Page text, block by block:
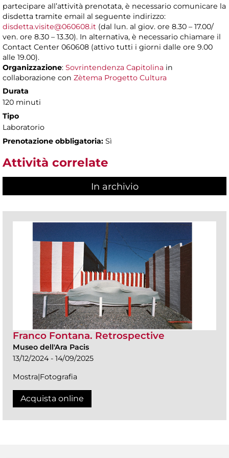
partecipare all’attività prenotata, è necessario comunicare la
disdetta tramite email al seguente indirizzo:
disdetta.visite@060608.it (dal lun. al giov. ore 8.30 – 17.00/
ven. ore 8.30 – 13.30). In alternativa, è necessario chiamare il
Contact Center 060608 (attivo tutti i giorni dalle ore 9.00
alle 19.00).
Organizzazione: Sovrintendenza Capitolina in
collaborazione con Zètema Progetto Cultura
Durata
120 minuti
Tipo
Laboratorio
Prenotazione obbligatoria: Sì
Attività correlate
In archivio
Franco Fontana. Retrospective
Museo dell'Ara Pacis
13/12/2024 - 14/09/2025
Mostra|Fotografia
Acquista online